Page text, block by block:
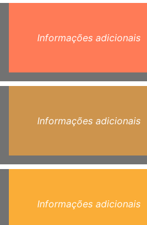
Informações adicionais
Informações adicionais
Informações adicionais